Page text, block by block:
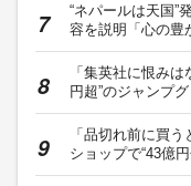
“ネパールは天国
容を説明「心の豊
「集英社に恨み
円超”のジャンプ
「品切れ前に買
ショップで“43億円